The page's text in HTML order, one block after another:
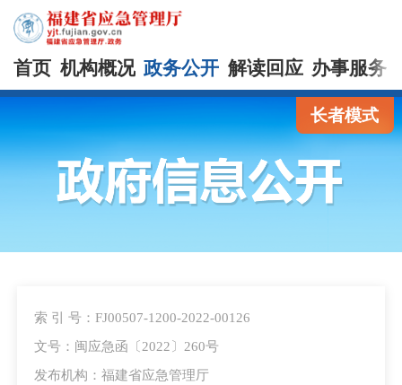
首页 机构概况 政务公开 解读回应 办事服务
长者模式
索 引 号：FJ00507-1200-2022-00126
文号：闽应急函〔2022〕260号
发布机构：福建省应急管理厅